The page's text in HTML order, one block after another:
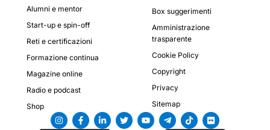
Alumni e mentor
Start-up e spin-off
Reti e certificazioni
Formazione continua
Magazine online
Radio e podcast
Shop
Box suggerimenti
Amministrazione
trasparente
Cookie Policy
Copyright
Privacy
Sitemap